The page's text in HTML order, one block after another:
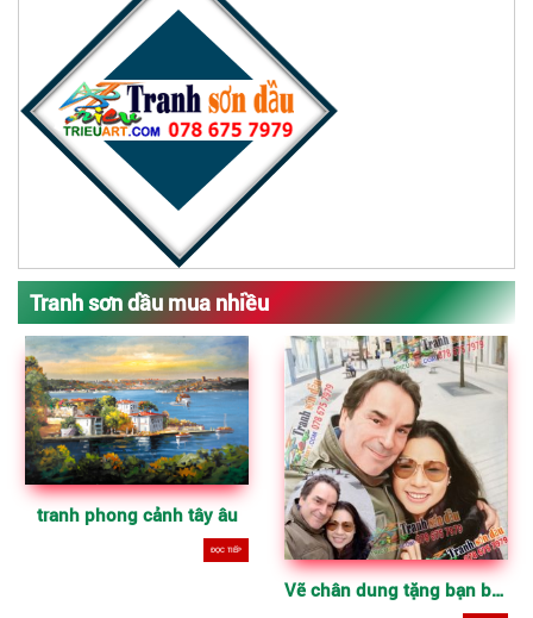
Tranh sơn dầu mua nhiều
tranh phong cảnh tây âu
ĐỌC TIẾP
Vẽ chân dung tặng bạn bè, người thân